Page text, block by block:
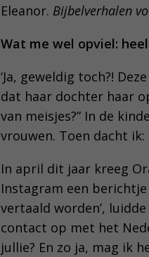
Eleanor. Bijbelverhalen
Wat me wel opviel:
‘Ja, geweldig toch?!
dat haar dochter haar
van meisjes?” In de
vrouwen. Toen dacht ik:
In april dit jaar kreeg
Instagram een
vertaald worden’,
contact op met het
jullie? En zo ja, mag ik